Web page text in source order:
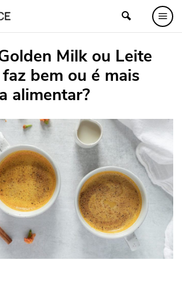
Milk ou Leite
bem ou é mais
alimentar?